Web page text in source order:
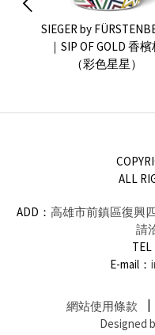
SIEGER by
｜SIP OF GOLD 香
（彩色星星）
ALL
ADD： 高雄市前鎮區復興
請
TEL
E-mail：
網站使用條款
Designed